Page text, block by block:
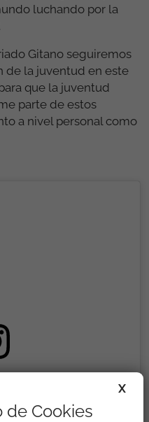
luchando por la
Gitano seguiremos
de la juventud en este
que la juventud
parte de estos
a nivel personal como
X
de Cookies